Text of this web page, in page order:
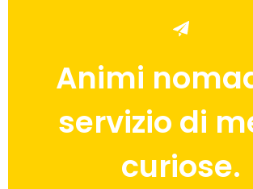
Animi
servizio di
curiose.